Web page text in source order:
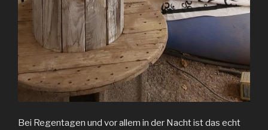
Bei Regentagen und vor allem in der Nacht ist das echt